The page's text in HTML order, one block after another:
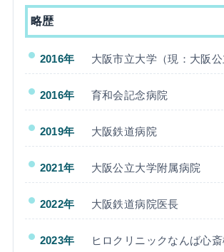
略歴
2016年 大阪市立大学（現：大阪
2016年 育和会記念病院
2019年 大阪鉄道病院
2021年 大阪公立大学附属病院
2022年 大阪鉄道病院医長
2023年 ヒロクリニックなんば心